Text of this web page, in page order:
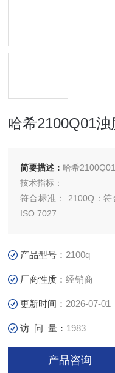
哈希2100Q01
简要描述： 哈希
技术指标：
符合标准： 2100Q：符
ISO 7027
精 度： 0-1000NTU：
产品型号： 2100q
厂商性质：经销商
更新时间： 2026-07-01
访 问 量： 1983
产品咨询